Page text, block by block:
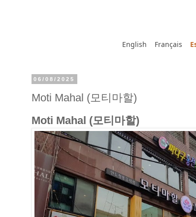
English
Français
06/08/2025
Moti Mahal (모티마할)
Moti Mahal (모티마할)